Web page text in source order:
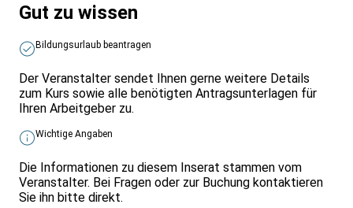
Gut zu wissen
Bildungsurlaub beantragen
Der Veranstalter sendet Ihnen gerne weitere Details
zum Kurs sowie alle benötigten Antragsunterlagen für
Ihren Arbeitgeber zu.
Wichtige Angaben
Die Informationen zu diesem Inserat stammen vom
Veranstalter. Bei Fragen oder zur Buchung kontaktieren
Sie ihn bitte direkt.